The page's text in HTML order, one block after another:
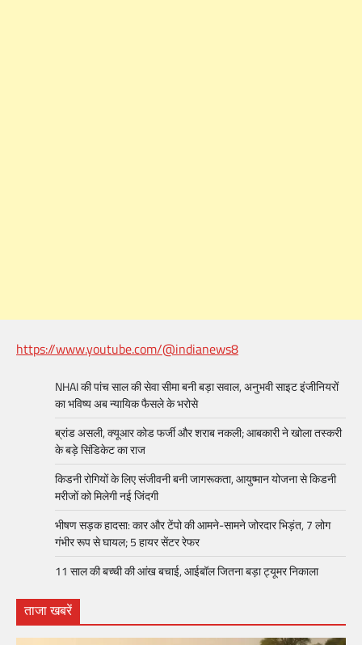
https://www.youtube.com/@indianews8
NHAI की पांच साल की सेवा सीमा बनी बड़ा सवाल, अनुभवी साइट इंजीनियरों
का भविष्य अब न्यायिक फैसले के भरोसे
ब्रांड असली, क्यूआर कोड फर्जी और शराब नकली; आबकारी ने खोला तस्करी
के बड़े सिंडिकेट का राज
किडनी रोगियों के लिए संजीवनी बनी जागरूकता, आयुष्मान योजना से किडनी
मरीजों को मिलेगी नई जिंदगी
भीषण सड़क हादसा: कार और टेंपो की आमने-सामने जोरदार भिड़ंत, 7 लोग
गंभीर रूप से घायल; 5 हायर सेंटर रेफर​
11 साल की बच्ची की आंख बचाई, आईबॉल जितना बड़ा ट्यूमर निकाला
ताजा खबरें